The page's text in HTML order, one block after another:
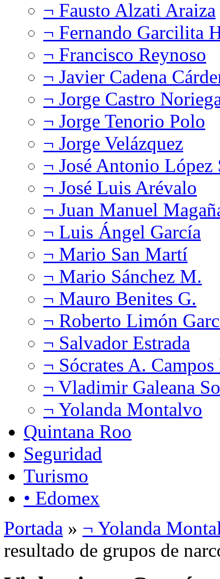
¬ Fausto Alzati Araiza
¬ Fernando Garcilita
¬ Francisco Reynoso
¬ Javier Cadena
¬ Jorge Castro
¬ Jorge Tenorio Polo
¬ Jorge Velázquez
¬ José Antonio López
¬ José Luis Arévalo
¬ Juan Manuel
¬ Luis Ángel García
¬ Mario San Martí
¬ Mario Sánchez M.
¬ Mauro Benites G.
¬ Roberto Limón
¬ Salvador Estrada
¬ Sócrates A.
¬ Vladimir Galeana
¬ Yolanda Montalvo
Quintana Roo
Seguridad
Turismo
• Edomex
Portada » ¬ Yolanda
resultado de grupos de